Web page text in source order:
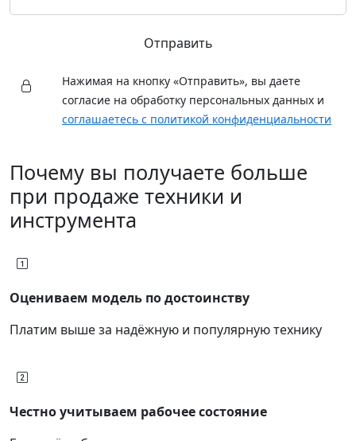
Отправить
Нажимая на кнопку «Отправить», вы даете
согласие на обработку персональных данных и
соглашаетесь с политикой конфиденциальности
Почему вы получаете больше
при продаже техники и
инструмента
Оцениваем модель по достоинству
Платим выше за надёжную и популярную технику
Честно учитываем рабочее состояние